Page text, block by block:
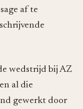
af te
wedstrijd bij AZ
al die
gewerkt door